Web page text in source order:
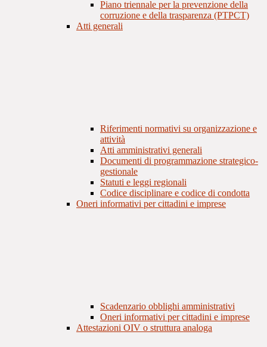
Piano triennale per la prevenzione della
corruzione e della trasparenza (PTPCT)
Atti generali
Riferimenti normativi su organizzazione e
attività
Atti amministrativi generali
Documenti di programmazione strategico-
gestionale
Statuti e leggi regionali
Codice disciplinare e codice di condotta
Oneri informativi per cittadini e imprese
Scadenzario obblighi amministrativi
Oneri informativi per cittadini e imprese
Attestazioni OIV o struttura analoga